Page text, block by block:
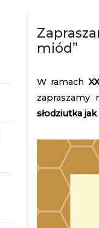
miód”
W ramach
zapraszamy
słodziutka